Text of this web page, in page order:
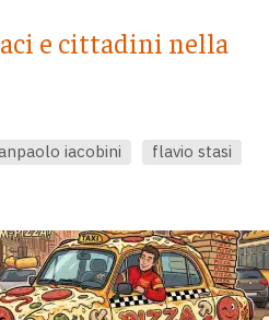
e cittadini nella
iacobini
flavio stasi